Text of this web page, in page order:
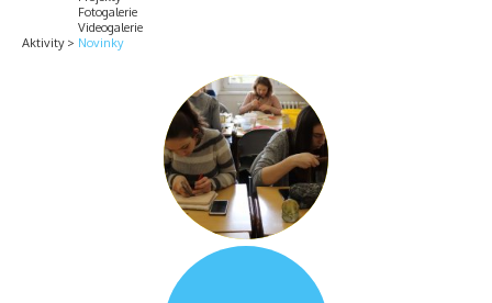
Aktivity
Fotogalerie
Videogalerie
Novinky